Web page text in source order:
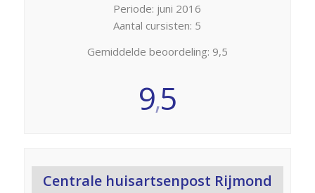
Periode: juni 2016
Aantal cursisten: 5
Gemiddelde beoordeling: 9,5
9,5
Centrale huisartsenpost Rijmond